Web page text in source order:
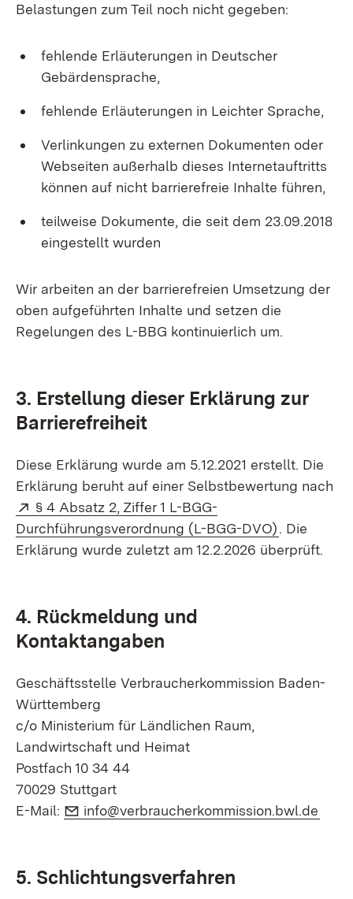
Belastungen zum Teil noch nicht gegeben:
fehlende Erläuterungen in Deutscher
Gebärdensprache,
fehlende Erläuterungen in Leichter Sprache,
Verlinkungen zu externen Dokumenten oder
Webseiten außerhalb dieses Internetauftritts
können auf nicht barrierefreie Inhalte führen,
teilweise Dokumente, die seit dem 23.09.2018
eingestellt wurden
Wir arbeiten an der barrierefreien Umsetzung der
oben aufgeführten Inhalte und setzen die
Regelungen des L-BBG kontinuierlich um.
3. Erstellung dieser Erklärung zur
Barrierefreiheit
Diese Erklärung wurde am 5.12.2021 erstellt. Die
Erklärung beruht auf einer Selbstbewertung nach
Extern:
§ 4 Absatz 2, Ziffer 1 L-BGG-
Durchführungsverordnung (L-BGG-DVO) (Öffnet in
. Die
Erklärung wurde zuletzt am 12.2.2026 überprüft.
4. Rückmeldung und
Kontaktangaben
Geschäftsstelle Verbraucherkommission Baden-
Württemberg
c/o Ministerium für Ländlichen Raum,
Landwirtschaft und Heimat
Postfach 10 34 44
70029 Stuttgart
E-Mail:
E-Mail:
info@verbraucherkommission.bwl.de
5. Schlichtungsverfahren